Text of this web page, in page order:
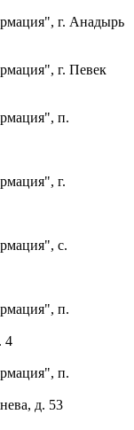
г. Анадырь
г. Певек
п.
г.
с.
п.
4
п.
д. 53